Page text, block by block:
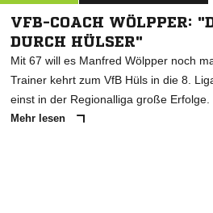
VFB-COACH WÖLPPER:
DURCH HÜLSER"
Mit 67 will es Manfred Wölpper noch
Trainer kehrt zum VfB Hüls in die 8.
einst in der Regionalliga große Erfolge.
Mehr lesen